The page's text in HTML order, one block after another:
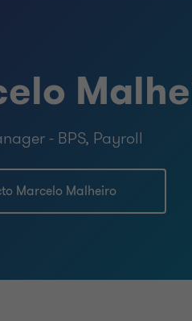
- BPS, Payroll
Marcelo Malheiro